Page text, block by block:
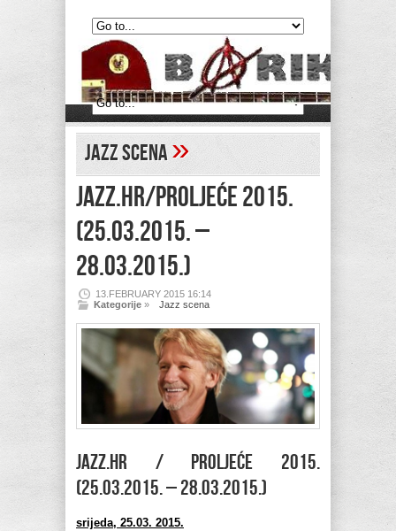
Jazz scena»
Jazz.hr/proljeće 2015.
(25.03.2015. –
28.03.2015.)
13.FEBRUARY 2015 16:14
Kategorije » Jazz scena
Jazz.hr / proljeće 2015.
(25.03.2015. – 28.03.2015.)
srijeda, 25.03. 2015.